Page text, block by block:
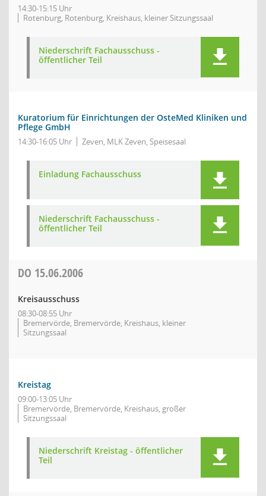
14:30-15:15 Uhr
Rotenburg, Rotenburg, Kreishaus, kleiner Sitzungssaal
Niederschrift Fachausschuss -
öffentlicher Teil
Kuratorium für Einrichtungen der OsteMed Kliniken und
Pflege GmbH
14:30-16:05 Uhr Zeven, MLK Zeven, Speisesaal
Einladung Fachausschuss
Niederschrift Fachausschuss -
öffentlicher Teil
DO 15.06.2006
Kreisausschuss
08:30-08:55 Uhr
Bremervörde, Bremervörde, Kreishaus, kleiner
Sitzungssaal
Kreistag
09:00-13:05 Uhr
Bremervörde, Bremervörde, Kreishaus, großer
Sitzungssaal
Niederschrift Kreistag - öffentlicher
Teil